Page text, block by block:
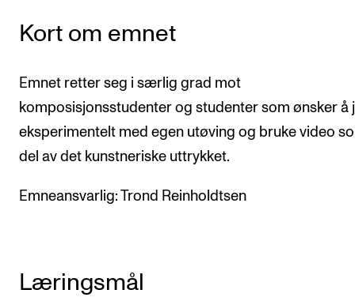
FORSKNING
NordART
Prosjekter
Internasjonal strategi
Kort om emnet
Emnet retter seg i særlig grad mot
komposisjonsstudenter og studenter som ønsker å
eksperimentelt med egen utøving og bruke video
del av det kunstneriske uttrykket.
Emneansvarlig: Trond Reinholdtsen
Læringsmål